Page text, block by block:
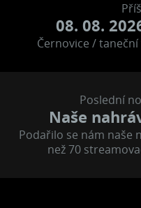
08. 08.
Černovice /
Poslední
Naše
Podařilo se nám naše
než 70